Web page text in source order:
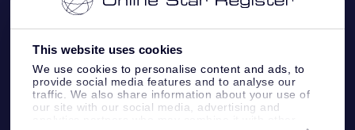
This website uses cookies
We use cookies to personalise content and ads, to
provide social media features and to analyse our
traffic. We also share information about your use of
our site with our social media, advertising and
Appli Voler vers les étoiles
Politique de retour
Constellations